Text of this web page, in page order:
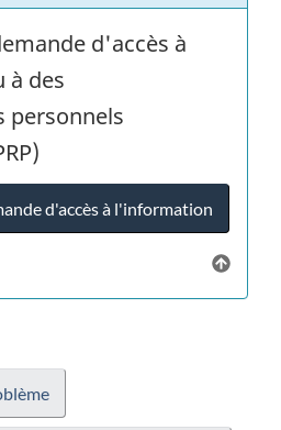
d'accès à
des
personnels
d'accès à l'information